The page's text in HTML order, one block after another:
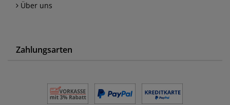
Über uns
Zahlungsarten